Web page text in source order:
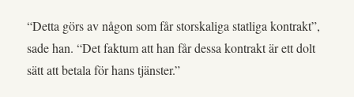
“Detta görs av någon som får storskaliga statliga kontrakt”,
sade han. “Det faktum att han får dessa kontrakt är ett dolt
sätt att betala för hans tjänster.”